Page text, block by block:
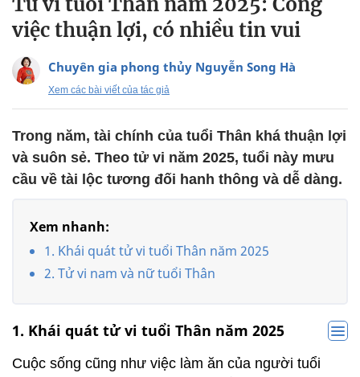
việc thuận lợi, có nhiều tin vui
Chuyên gia phong thủy Nguyễn Song Hà
Xem các bài viết của tác giả
Trong năm, tài chính của tuổi Thân khá thuận lợi
và suôn sẻ. Theo tử vi năm 2025, tuổi này mưu
cầu về tài lộc tương đối hanh thông và dễ dàng.
Xem nhanh:
1. Khái quát tử vi tuổi Thân năm 2025
2. Tử vi nam và nữ tuổi Thân
1. Khái quát tử vi tuổi Thân năm 2025
Cuộc sống cũng như việc làm ăn của người tuổi